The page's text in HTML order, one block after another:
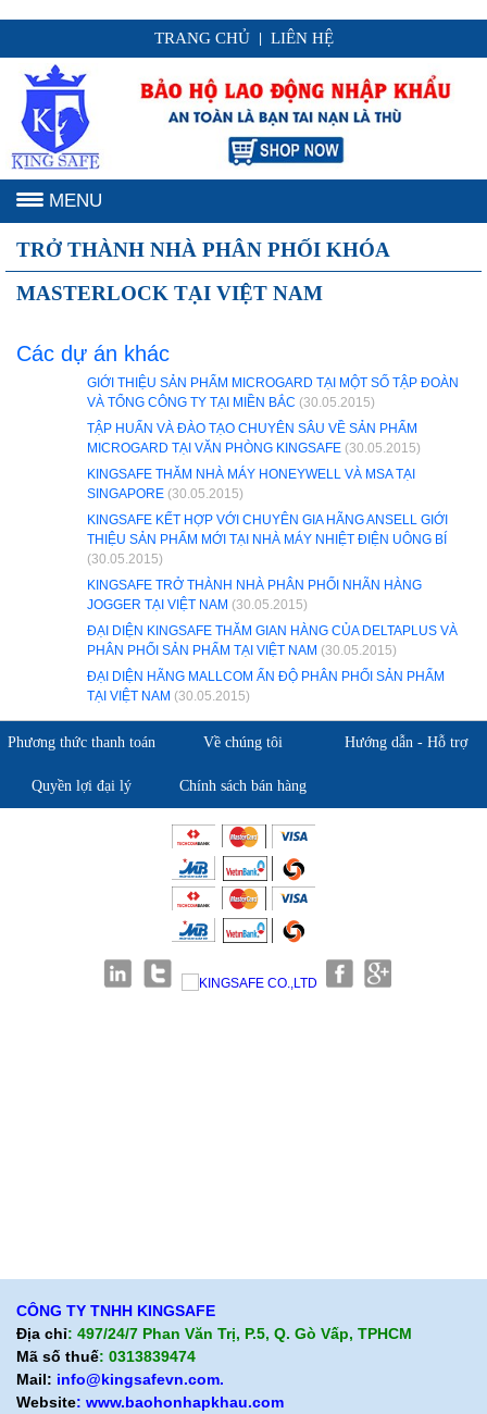
TRANG CHỦ LIÊN HỆ
MENU
TRỞ THÀNH NHÀ PHÂN PHỐI KHÓA
MASTERLOCK TẠI VIỆT NAM
Các dự án khác
GIỚI THIỆU SẢN PHẨM MICROGARD TẠI MỘT SỐ TẬP ĐOÀN
VÀ TỔNG CÔNG TY TẠI MIỀN BẮC (30.05.2015)
TẬP HUẤN VÀ ĐÀO TẠO CHUYÊN SÂU VỀ SẢN PHẨM
MICROGARD TẠI VĂN PHÒNG KINGSAFE (30.05.2015)
KINGSAFE THĂM NHÀ MÁY HONEYWELL VÀ MSA TẠI
SINGAPORE (30.05.2015)
KINGSAFE KẾT HỢP VỚI CHUYÊN GIA HÃNG ANSELL GIỚI
THIỆU SẢN PHẨM MỚI TẠI NHÀ MÁY NHIỆT ĐIỆN UÔNG BÍ
(30.05.2015)
KINGSAFE TRỞ THÀNH NHÀ PHÂN PHỐI NHÃN HÀNG
JOGGER TẠI VIỆT NAM (30.05.2015)
ĐẠI DIỆN KINGSAFE THĂM GIAN HÀNG CỦA DELTAPLUS VÀ
PHÂN PHỐI SẢN PHẨM TẠI VIỆT NAM (30.05.2015)
ĐẠI DIỆN HÃNG MALLCOM ẤN ĐỘ PHÂN PHỐI SẢN PHẨM
TẠI VIỆT NAM (30.05.2015)
Phương thức thanh toán Về chúng tôi Hướng dẫn - Hỗ trợ
Quyền lợi đại lý Chính sách bán hàng
CÔNG TY TNHH KINGSAFE
Địa chỉ: 497/24/7 Phan Văn Trị, P.5, Q. Gò Vấp, TPHCM
Mã số thuế: 0313839474
Mail: info@kingsafevn.com.
Website: www.baohonhapkhau.com